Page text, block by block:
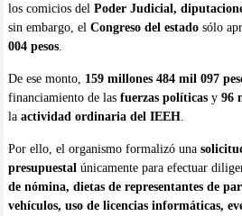
los comicios del Poder Judicial,
sin embargo, el Congreso del estadosólo
004 pesos.
De ese monto, 159 millones 484 mil 097
financiamiento de las fuerzas políticasy 96
la actividad ordinaria del IEEH.
Por ello, el organismo formalizó una
presupuestal únicamente para efectuar
de nómina, dietas de representantes de
vehículos, uso de licencias informáticas,